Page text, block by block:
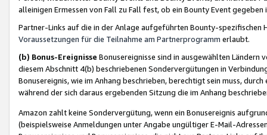
alleinigen Ermessen von Fall zu Fall fest, ob ein Bounty Event
Partner-Links auf die in der Anlage aufgeführten Bounty-spezifischen
Voraussetzungen für die Teilnahme am Partnerprogramm erlaubt.
(b) Bonus-Ereignisse Bonusereignisse sind in ausgewählten Ländern
diesem Abschnitt 4(b) beschriebenen Sondervergütungen in
Bonusereignis, wie im Anhang beschrieben, berechtigt sein muss,
während der sich daraus ergebenden Sitzung die im Anhang
Amazon zahlt keine Sondervergütung, wenn ein Bonusereignis
(beispielsweise Anmeldungen unter Angabe ungültiger E-Mail-